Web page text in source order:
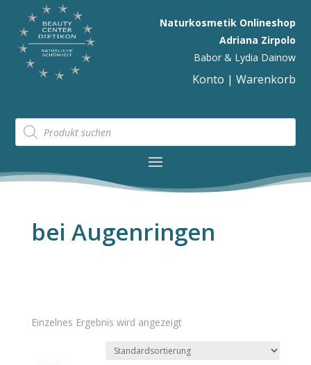
Naturkosmetik Onlineshop
Adriana Zirpolo
Babor & Lydia Dainow
Konto | Warenkorb
Products
search
bei Augenringen
Einzelnes Ergebnis wird angezeigt